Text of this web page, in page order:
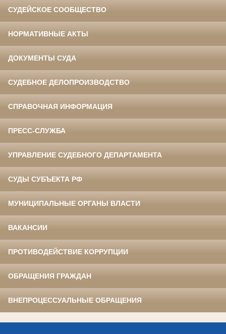
СУДЕЙСКОЕ СООБЩЕСТВО
НОРМАТИВНЫЕ АКТЫ
ДОКУМЕНТЫ СУДА
СУДЕБНОЕ ДЕЛОПРОИЗВОДСТВО
СПРАВОЧНАЯ ИНФОРМАЦИЯ
ПРЕСС-СЛУЖБА
УПРАВЛЕНИЕ СУДЕБНОГО ДЕПАРТАМЕНТА
СУДЫ СУБЪЕКТА РФ
МУНИЦИПАЛЬНЫЕ ОРГАНЫ ВЛАСТИ
ВАКАНСИИ
ПРОТИВОДЕЙСТВИЕ КОРРУПЦИИ
ОБРАЩЕНИЯ ГРАЖДАН
ВНЕПРОЦЕССУАЛЬНЫЕ ОБРАЩЕНИЯ